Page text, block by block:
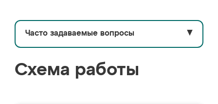
Часто задаваемые вопросы ▼
Схема работы